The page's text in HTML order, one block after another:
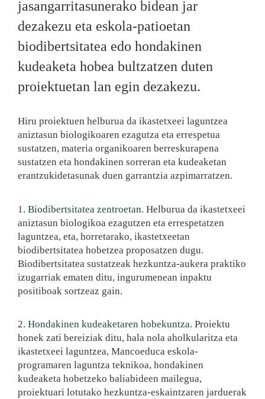
jasangarritasunerako bidean jar
dezakezu eta eskola-patioetan
biodibertsitatea edo hondakinen
kudeaketa hobea bultzatzen duten
proiektuetan lan egin dezakezu.
Hiru proiektuen helburua da ikastetxeei laguntzea
aniztasun biologikoaren ezagutza eta errespetua
sustatzen, materia organikoaren berreskurapena
sustatzen eta hondakinen sorreran eta kudeaketan
erantzukidetasunak duen garrantzia azpimarratzen.
1. Biodibertsitatea zentroetan. Helburua da ikastetxeei
aniztasun biologikoa ezagutzen eta errespetatzen
laguntzea, eta, horretarako, ikastetxeetan
biodibertsitatea hobetzea proposatzen dugu.
Biodibertsitatea sustatzeak hezkuntza-aukera praktiko
izugarriak ematen ditu, ingurumenean inpaktu
positiboak sortzeaz gain.
2. Hondakinen kudeaketaren hobekuntza. Proiektu
honek zati bereiziak ditu, hala nola aholkularitza eta
ikastetxeei laguntzea, Mancoeduca eskola-
programaren laguntza teknikoa, hondakinen
kudeaketa hobetzeko baliabideen mailegua,
proiektuari lotutako hezkuntza-eskaintzaren jarduerak